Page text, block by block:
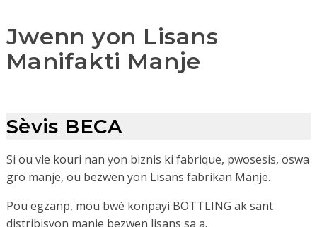
Jwenn yon Lisans
Manifakti Manje
Sèvis BECA
Si ou vle kouri nan yon biznis ki fabrique, pwosesis, oswa
gro manje, ou bezwen yon Lisans fabrikan Manje.
Pou egzanp, mou bwè konpayi BOTTLING ak sant
distribisyon manje bezwen lisans sa a.